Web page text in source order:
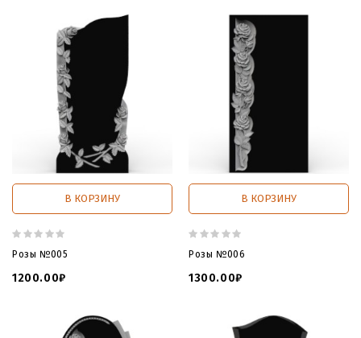
В КОРЗИНУ
Розы №005
1200.00₽
В КОРЗИНУ
Розы №006
1300.00₽